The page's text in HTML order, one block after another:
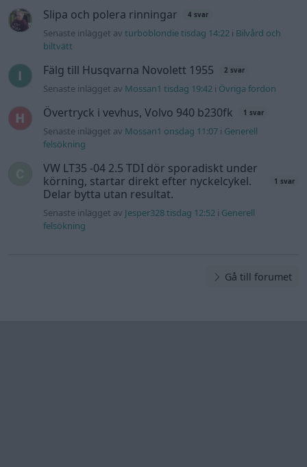
Slipa och polera rinningar 4 svar
Senaste inlägget avturboblondie tisdag 14:22 i Bilvård och
biltvätt
Fälg till Husqvarna Novolett 1955 2 svar
Senaste inlägget av Mossan1 tisdag 19:42 i Övriga fordon
Övertryck i vevhus, Volvo 940 b230fk 1 svar
Senaste inlägget av Mossan1 onsdag 11:07 i Generell
felsökning
VW LT35 -04 2.5 TDI dör sporadiskt under
körning, startar direkt efter nyckelcykel.
Delar bytta utan resultat.
1 svar
Senaste inlägget av Jesper328 tisdag 12:52 i Generell
felsökning
Gå till forumet